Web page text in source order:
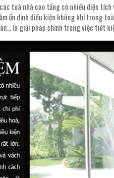
toà nhà cao tầng có nhiều diện
ổn định điều kiện không khí trong
là giải pháp chính trong việc tiết